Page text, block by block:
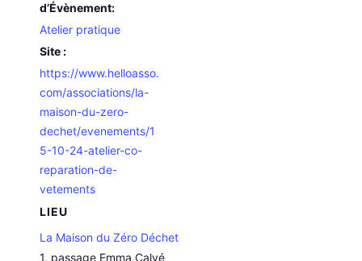
d’Évènement:
Atelier pratique
Site :
https://www.helloasso.
com/associations/la-
maison-du-zero-
dechet/evenements/1
5-10-24-atelier-co-
reparation-de-
vetements
LIEU
La Maison du Zéro Déchet
1, passage Emma Calvé